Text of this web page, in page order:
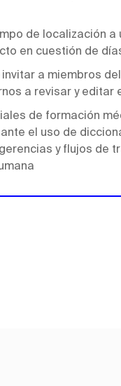
de localización a
en cuestión de
a miembros
a revisar y editar
de formación
el uso de
y flujos de